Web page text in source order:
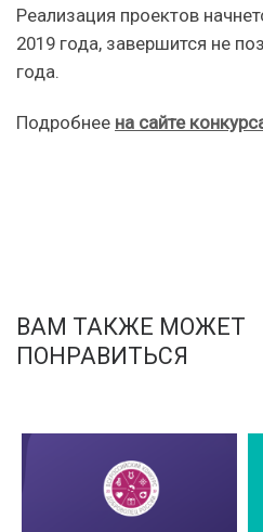
Реализация проектов
2019 года, завершится не
года.
Подробнее на сайте
ВАМ ТАКЖЕ МОЖЕТ
ПОНРАВИТЬСЯ